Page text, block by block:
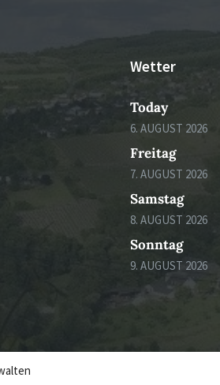
Wetter
Today
6. AUGUST 2026
Freitag
7. AUGUST 2026
Samstag
8. AUGUST 2026
Sonntag
9. AUGUST 2026